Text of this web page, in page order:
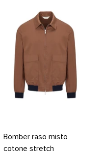
Bomber raso misto
cotone stretch